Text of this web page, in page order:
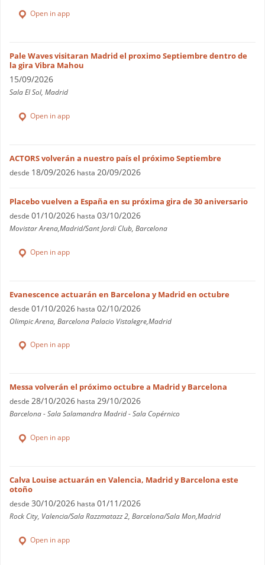
Open in app
Pale Waves visitaran Madrid el proximo Septiembre dentro de
la gira Vibra Mahou
15/09/2026
Sala El Sol, Madrid
Open in app
ACTORS volverán a nuestro país el próximo Septiembre
desde 18/09/2026 hasta 20/09/2026
Placebo vuelven a España en su próxima gira de 30 aniversario
desde 01/10/2026 hasta 03/10/2026
Movistar Arena,Madrid/Sant Jordi Club, Barcelona
Open in app
Evanescence actuarán en Barcelona y Madrid en octubre
desde 01/10/2026 hasta 02/10/2026
Olimpic Arena, Barcelona Palacio Vistalegre,Madrid
Open in app
Messa volverán el próximo octubre a Madrid y Barcelona
desde 28/10/2026 hasta 29/10/2026
Barcelona - Sala Salamandra Madrid - Sala Copérnico
Open in app
Calva Louise actuarán en Valencia, Madrid y Barcelona este
otoño
desde 30/10/2026 hasta 01/11/2026
Rock City, Valencia/Sala Razzmatazz 2, Barcelona/Sala Mon,Madrid
Open in app